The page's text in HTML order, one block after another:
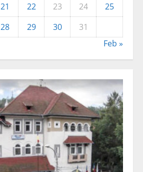
21 22 23 24
25
28 29 30
31
Feb »